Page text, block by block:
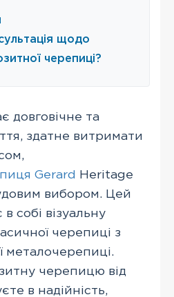
щодо
черепиці?
довговічне та
здатне витримати
Gerard
Heritage
вибором. Цей
собі візуальну
черепиці з
металочерепиці.
черепицю від
в надійність,